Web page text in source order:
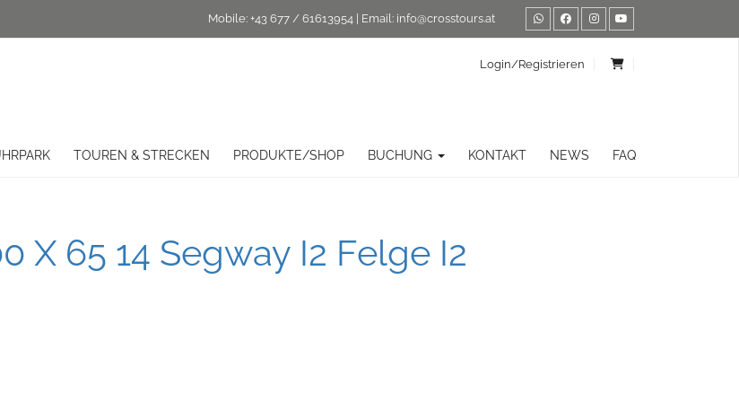
Mobile: +43 677 / 61613954 | Email: info@crosstours.at
Login/Registrieren
TOUREN & STRECKEN PRODUKTE/SHOP BUCHUNG KONTAKT NEWS FAQ
X 65 14 Segway I2 Felge I2